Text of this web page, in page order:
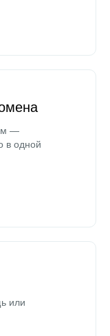
—
в одной
или